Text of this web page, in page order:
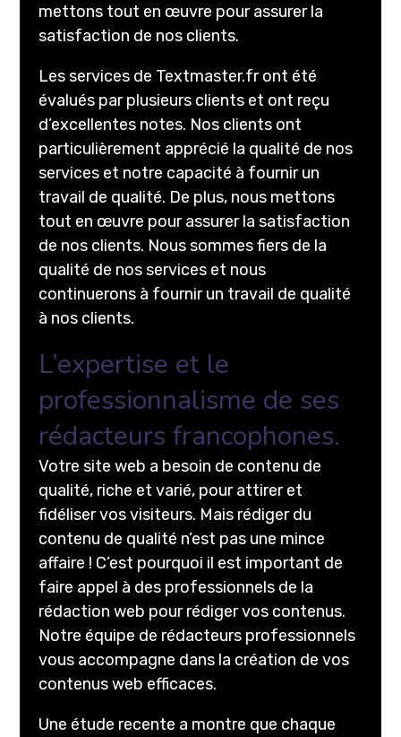
mettons tout en œuvre pour assurer la
satisfaction de nos clients.
Les services de Textmaster.fr ont été
évalués par plusieurs clients et ont reçu
d’excellentes notes. Nos clients ont
particulièrement apprécié la qualité de nos
services et notre capacité à fournir un
travail de qualité. De plus, nous mettons
tout en œuvre pour assurer la satisfaction
de nos clients. Nous sommes fiers de la
qualité de nos services et nous
continuerons à fournir un travail de qualité
à nos clients.
L’expertise et le
professionnalisme de ses
rédacteurs francophones.
Votre site web a besoin de contenu de
qualité, riche et varié, pour attirer et
fidéliser vos visiteurs. Mais rédiger du
contenu de qualité n’est pas une mince
affaire ! C’est pourquoi il est important de
faire appel à des professionnels de la
rédaction web pour rédiger vos contenus.
Notre équipe de rédacteurs professionnels
vous accompagne dans la création de vos
contenus web efficaces.
Une étude recente a montre que chaque